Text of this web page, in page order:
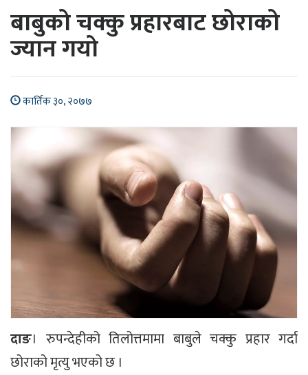
बाबुको चक्कु प्रहारबाट छोराको
ज्यान गयो
कार्तिक ३०, २०७७
दाङ। रुपन्देहीको तिलोत्तमामा बाबुले चक्कु प्रहार गर्दा
छोराको मृत्यु भएको छ ।